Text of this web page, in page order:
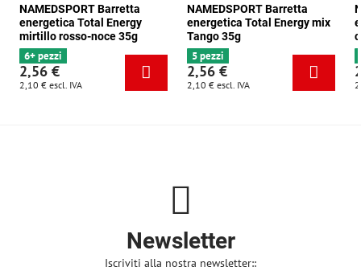
NAMEDSPORT Barretta
energetica Total Energy
mirtillo rosso-noce 35g
6+ pezzi
2,56 €
2,10 € escl. IVA
NAMEDSPORT Barretta
energetica Total Energy mix
Tango 35g
5 pezzi
2,56 €
2,10 € escl. IVA
Newsletter
Iscriviti alla nostra newsletter::